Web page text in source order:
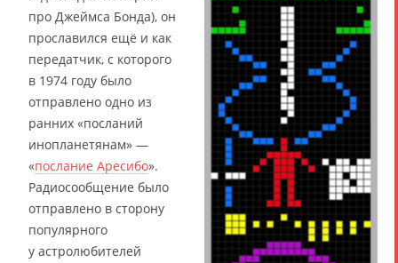
про Джеймса Бонда), он
прославился ещё и как
передатчик, с которого
в 1974 году было
отправлено одно из
ранних «посланий
инопланетянам» —
«послание Аресибо».
Радиосообщение было
отправлено в сторону
популярного
у астролюбителей